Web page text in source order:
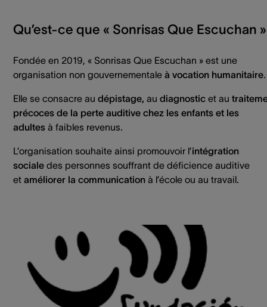
Qu’est-ce que « Sonrisas Que Escuchan
Fondée en 2019, « Sonrisas Que Escuchan » est une
organisation non gouvernementale à vocation humanitaire.
Elle se consacre au dépistage, au diagnostic et au
précoces de la perte auditive chez les enfants et les
adultes à faibles revenus.
L’organisation souhaite ainsi promouvoir l’intégration
sociale des personnes souffrant de déficience auditive
et améliorer la communication à l’école ou au travail.